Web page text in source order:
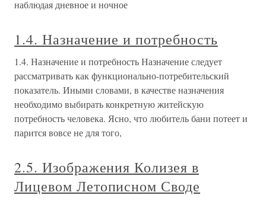
наблюдая дневное и ночное
1.4. Назначение и потребность
1.4. Назначение и потребность Назначение следует
рассматривать как функционально-потребительский
показатель. Иными словами, в качестве назначения
необходимо выбирать конкретную житейскую
потребность человека. Ясно, что любитель бани потеет и
парится вовсе не для того,
2.5. Изображения Колизея в
Лицевом Летописном Своде